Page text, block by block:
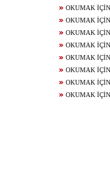
OKUMAK
OKUMAK
OKUMAK
OKUMAK
OKUMAK
OKUMAK
OKUMAK
OKUMAK